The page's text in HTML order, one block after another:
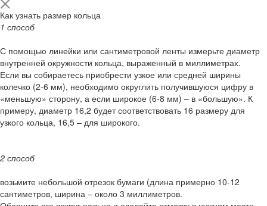
Как узнать размер кольца
1 способ
С помощью линейки или сантиметровой ленты измерьте диаметр
внутренней окружности кольца, выраженный в миллиметрах.
Если вы собираетесь приобрести узкое или средней ширины
колечко (2-6 мм), необходимо округлить получившуюся цифру в
«меньшую» сторону, а если широкое (6-8 мм) – в «большую». К
примеру, диаметр 16,2 будет соответствовать 16 размеру для
узкого кольца, 16,5 – для широкого.
2 способ
возьмите небольшой отрезок бумаги (длина примерно 10-12
сантиметров, ширина – около 3 миллиметров.